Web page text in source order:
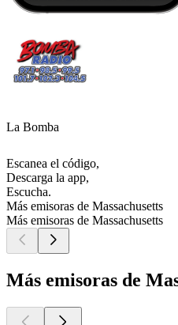
La Bomba
Escanea el código,
Descarga la app,
Escucha.
Más emisoras de Massachusetts
Más emisoras de Massachusetts
Más emisoras de